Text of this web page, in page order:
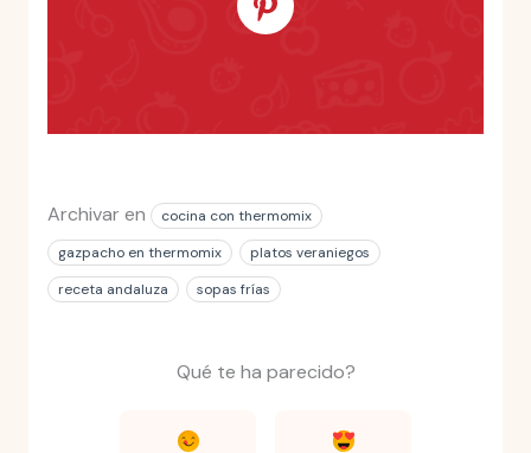
Archivar en
cocina con thermomix
gazpacho en thermomix
platos veraniegos
receta andaluza
sopas frías
Qué te ha parecido?